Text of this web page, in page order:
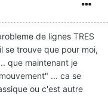
de lignes TRES
se trouve que pour moi,
que maintenant je
... ca se
ou c'est autre